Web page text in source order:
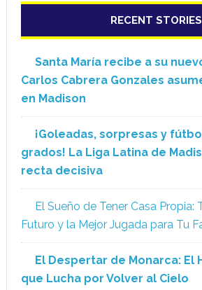
RECENT STORIES
Santa María recibe a su
Carlos Cabrera Gonzales
en Madison
¡Goleadas, sorpresas y
grados! La Liga Latina de
recta decisiva
El Sueño de Tener Casa Propia:
Futuro y la Mejor Jugada para Tu
El Despertar de Monarca: El
que Lucha por Volver al Cielo